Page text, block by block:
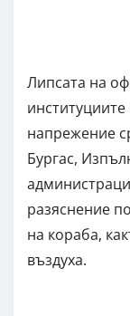
Липсата на
напрежение
Бургас,
разяснение
на кораба,
въздуха.